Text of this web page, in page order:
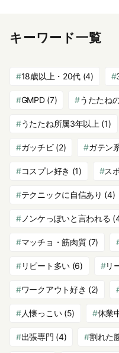
キーワード一覧
18歳以上・20代 (4)
GMPD(7) うたたね
うたたね所属3年以上 (1)
ガッチビ(2) ガテン
コスプレ好き (1) ス
テクニックに自信あり (4)
ノンケっぽいと言われる
マッチョ・筋肉質(7)
リピート多い(6) リ
ワークアウト好き (2)
人懐っこい(5) 休業
出張専門 (4) 割れた